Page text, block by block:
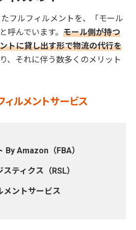
フルフィルメントを、「モール
呼んでいます。 モール側が持つ
トに貸し出す形で物流の代行を
、それに伴う数多くのメリット
ルメントサービス
By Amazon（FBA）
ティクス（RSL）
メントサービス